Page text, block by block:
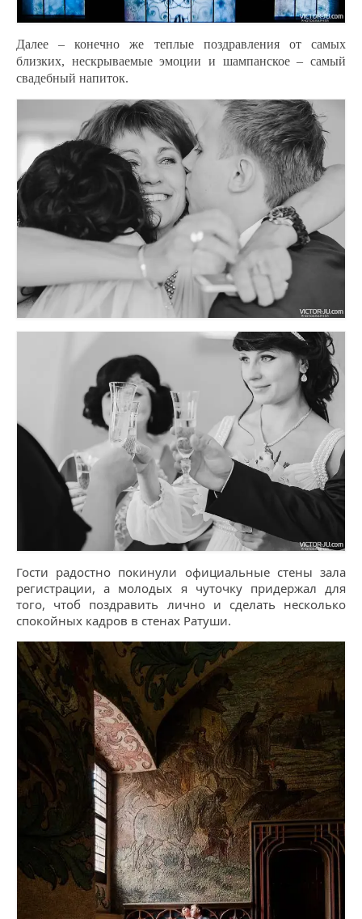
Далее – конечно же теплые поздравления от самых
близких, нескрываемые эмоции и шампанское – самый
свадебный напиток.
Гости радостно покинули официальные стены зала
регистрации, а молодых я чуточку придержал для
того, чтоб поздравить лично и сделать несколько
спокойных кадров в стенах Ратуши.